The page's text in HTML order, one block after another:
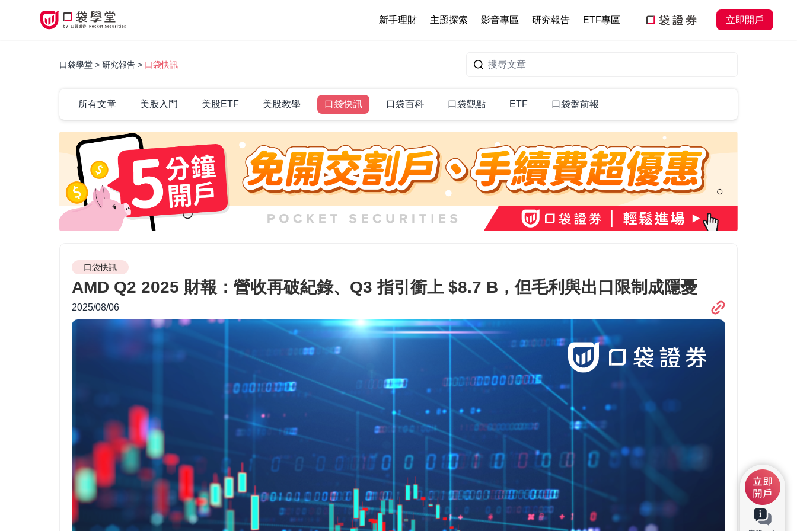
新手理財 主題探索 影音專區 研究報告 ETF專區 立即開戶
口袋學堂 研究報告 口袋快訊
所有文章 美股入門 美股ETF 美股教學 口袋快訊 口袋百科 口袋觀點 ETF 口袋盤前報
口袋快訊
AMD Q2 2025 財報：營收再破紀錄、Q3 指引衝上 $8.7 B，但毛利與出口限制成隱憂
2025/08/06